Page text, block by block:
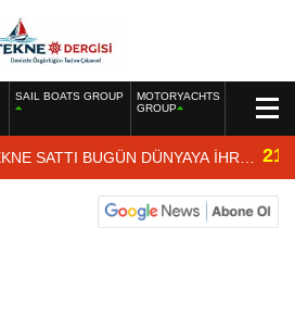
SAIL BOATS GROUP
MOTORYACHTS
GROUP
SATTI BUGÜN DÜNYAYA İHRAÇ